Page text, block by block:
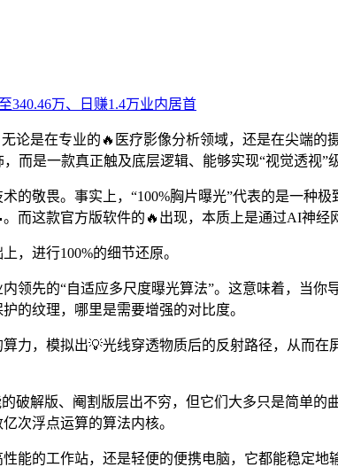
论是在专业的🔥医疗影像分析领域，还是在尖端
而是一款真正触及底层逻辑、能够实现“视觉透视
的敬畏。事实上，“100%胸片曝光”代表的是一种
而这款官方版软件的🔥出现，本质上是通过AI神经
，进行100%的细节还原。
领先的“自适应多尺度曝光算法”。这意味着，当
的纹理，哪里是需要增强的对比度。
力，模拟出💡光线穿透物质后的反射路径，从而
破解版、阉割版层出不穷，但它们大多只是简单
次浮点运算的算法内核。
能的工作站，还是轻便的便携电脑，它都能稳定